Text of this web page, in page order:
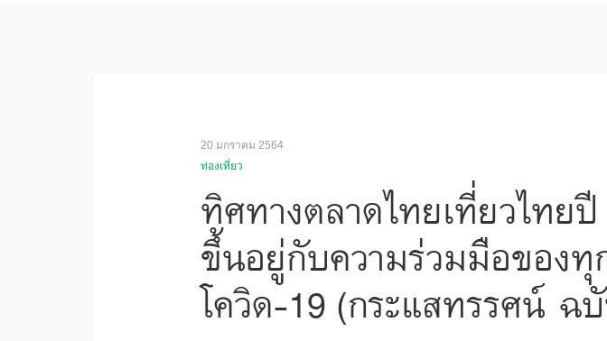
20 มกราคม 2564
ท่องเที่ยว
ทิศทางตลาดไทยเที่ยวไท
ขึ้นอยู่กับความร่วมมือของทุ
โควิด-19 (กระแสทรรศน์ ฉ